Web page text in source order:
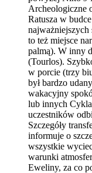
Archeologiczne
Ratusza w
najważniejszych
to też miejsce
palmą). W inny
(Tourlos).
w porcie (trzy
był bardzo
wakacyjny
lub innych
uczestników
Szczegóły
informuje o
wszystkie
warunki
Eweliny, za co